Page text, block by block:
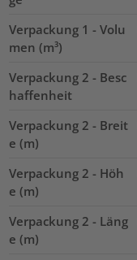
Verpackung 1 - Volu
men (m³)
Verpackung 2 - Besc
haffenheit
Verpackung 2 - Breit
e (m)
Verpackung 2 - Höh
e (m)
Verpackung 2 - Läng
e (m)